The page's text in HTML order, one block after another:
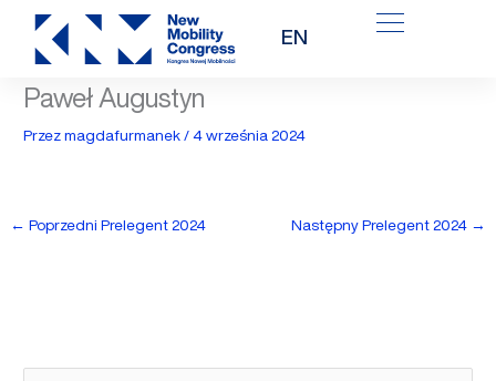
Przejdź
treści
EN
Paweł Augustyn
Przezmagdafurmanek/4 września 2024
← Poprzedni Prelegent 2024 Następny Prelegent 2024 →